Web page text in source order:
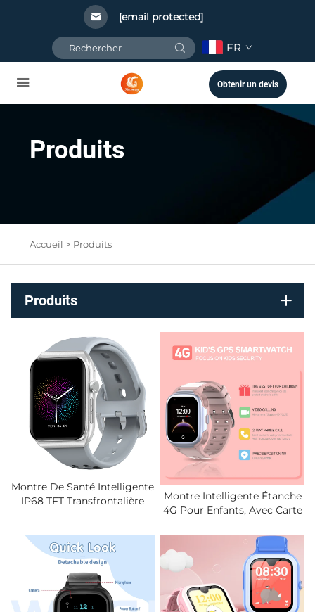
[email protected]
FR
Obtenir un devis
Produits
Accueil > Produits
Produits
Montre De Santé Intelligente
IP68 TFT Transfrontalière
Sanguin Sommeil
Température Corporelle
Montre Intelligente Étanche
4G Pour Enfants, Avec Carte
De Positionnement Global,